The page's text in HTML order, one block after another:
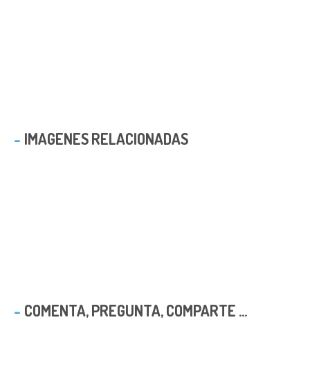
IMAGENES RELACIONADAS
COMENTA, PREGUNTA, COMPARTE ...